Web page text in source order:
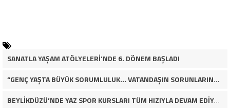
SANATLA YAŞAM ATÖLYELERİ’NDE 6. DÖNEM BAŞLADI
“GENÇ YAŞTA BÜYÜK SORUMLULUK… VATANDAŞIN SORUNLARINA ÇÖZÜM ARIYOR!”
BEYLİKDÜZÜ’NDE YAZ SPOR KURSLARI TÜM HIZIYLA DEVAM EDİYOR